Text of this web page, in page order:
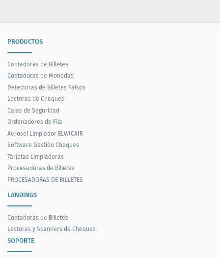
PRODUCTOS
Contadoras de Billetes
Contadoras de Monedas
Detectoras de Billetes Falsos
Lectoras de Cheques
Cajas de Seguridad
Ordenadores de Fila
Aerosol Limpiador ELWICAIR
Software Gestión Cheques
Tarjetas Limpiadoras
Procesadoras de Billetes
PROCESADORAS DE BILLETES
LANDINGS
Contadoras de Billetes
Lectoras y Scanners de Cheques
SOPORTE